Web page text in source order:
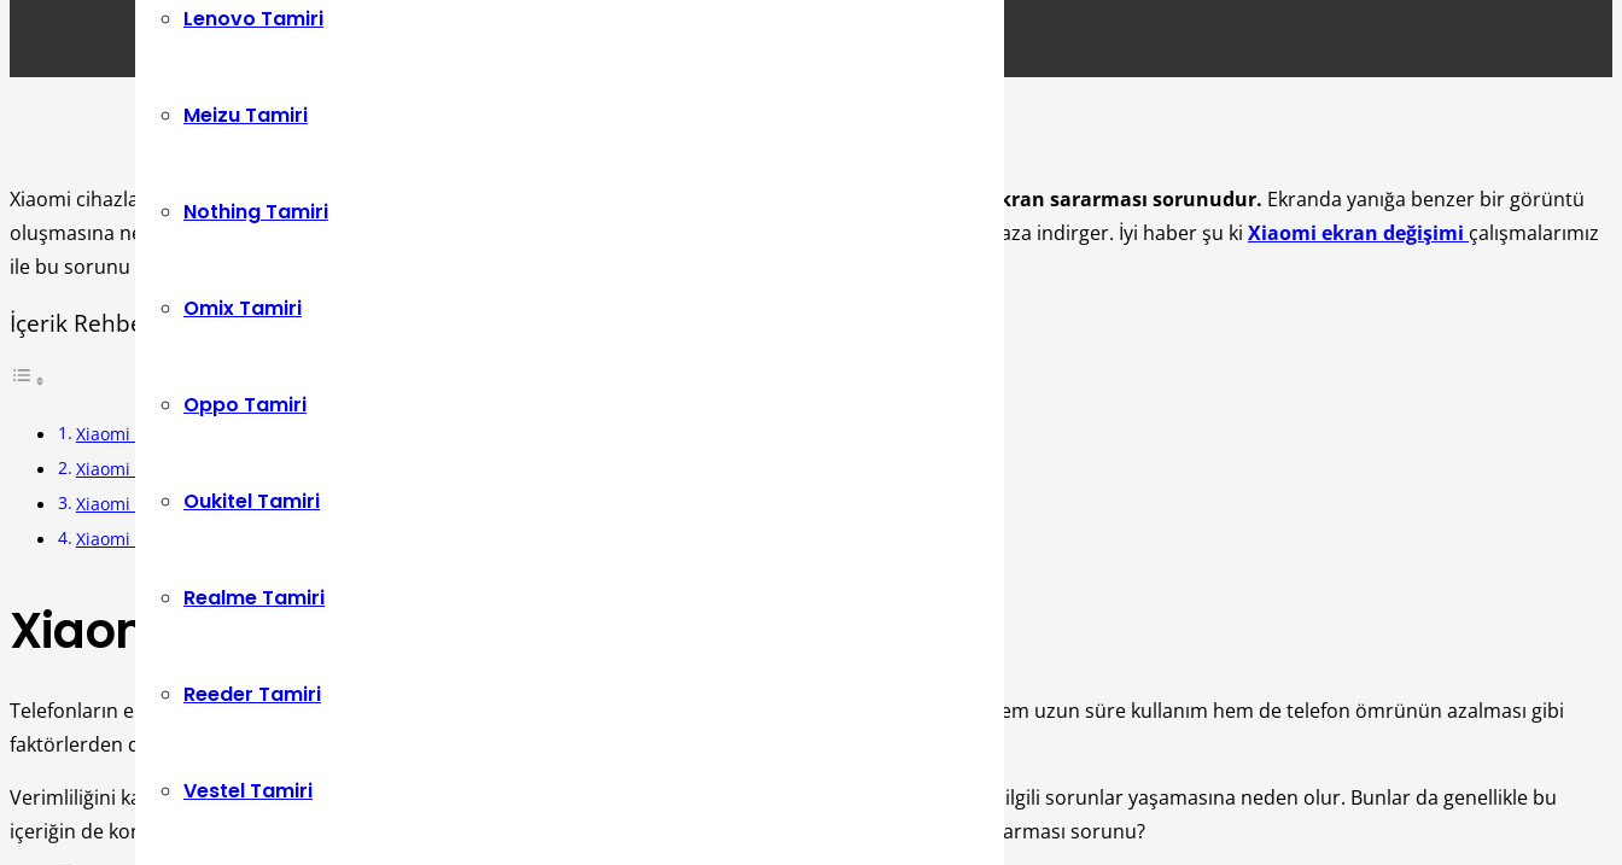
Lenovo Tamiri
Meizu Tamiri
Nothing Tamiri
Omix Tamiri
Oppo Tamiri
Oukitel Tamiri
Realme Tamiri
Reeder Tamiri
Vestel Tamiri
Xiaomi cihazların ekranlarında bazı kalıcı sorunlar ortaya çıkabilmektedir. Bunlardan en önemlisi de Xiaomi ekran sararması sorunudur. Ekranda yanığa benzer bir görüntü
oluşmasına neden olan bu görüntüler hem telefon kullanımını hem de ekrandan alınabilecek performansı en aza indirger. İyi haber şu ki Xiaomi ekran değişimi çalışmalarımız
ile bu sorunu en hızlı şekilde ortadan kaldırabiliyoruz.
İçerik Rehberi
Xiaomi Ekran Sararması Sorunu Nedir?
Xiaomi Telefonun Ekranı Sarardı Ne Yapmalıyım?
Xiaomi Model Telefondaki Sarı Leke Nasıl Çıkar?
Xiaomi Ekran Sararması Sorunu Garanti Kapsamına Girer Mi?
Xiaomi Ekran Sararması Sorunu Nedir?
Telefonların ekranlarının altında onlara güç ve görüntü sağlayan bazı aksamlar bulunmaktadır. Bu aksamlar hem uzun süre kullanım hem de telefon ömrünün azalması gibi
faktörlerden dolayı zaman içerisinde verimliliğini kaybeder.
Verimliliğini kaybeden ekran parçaları da zaman içerisinde özellikle ekranın dış tarafında kullanıcının telefonla ilgili sorunlar yaşamasına neden olur. Bunlar da genellikle bu
içeriğin de konusu olan “
” şeklinde karşımıza çıkıyor. Peki nedir bu ekran sararması sorunu?